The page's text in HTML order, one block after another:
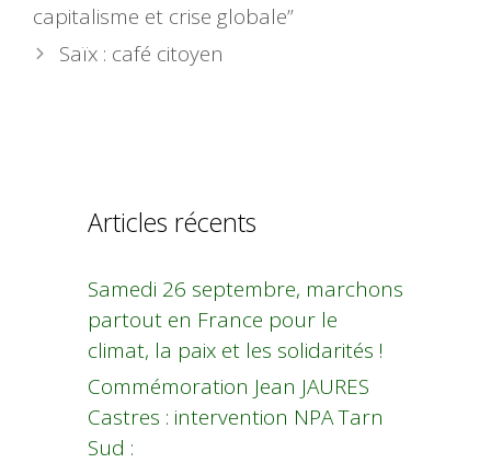
capitalisme et crise globale”
Saïx : café citoyen
Articles récents
Samedi 26 septembre, marchons
partout en France pour le
climat, la paix et les solidarités !
Commémoration Jean JAURES
Castres : intervention NPA Tarn
Sud :